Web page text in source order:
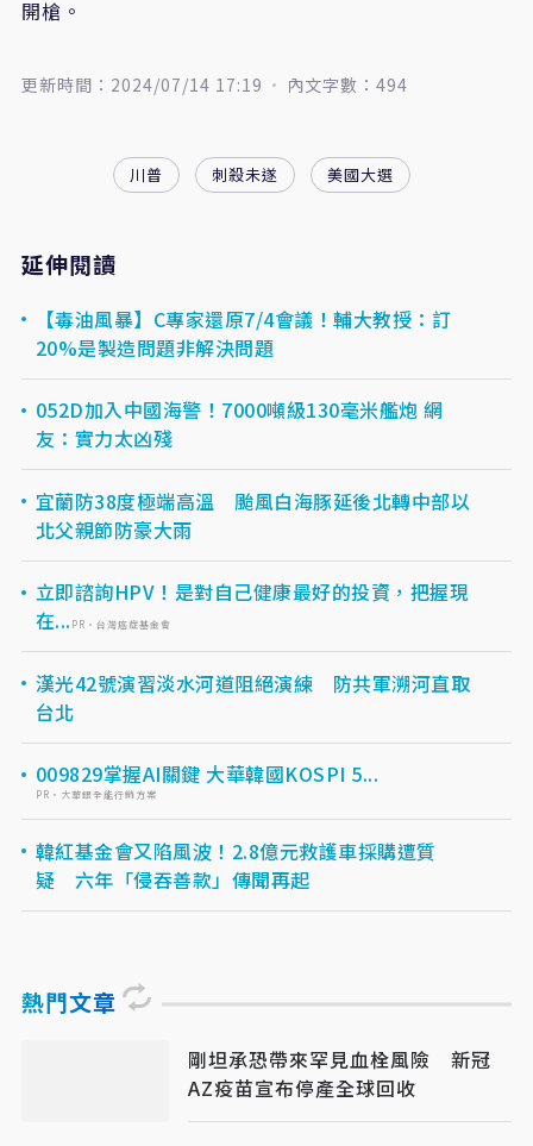
開槍。
更新時間：2024/07/14 17:19 內文字數：494
川普 刺殺未遂 美國大選
延伸閱讀
【毒油風暴】C專家還原7/4會議！輔大教授：訂
20%是製造問題非解決問題
052D加入中國海警！7000噸級130毫米艦炮 網
友：實力太凶殘
宜蘭防38度極端高溫 颱風白海豚延後北轉中部以
北父親節防豪大雨
立即諮詢HPV！是對自己健康最好的投資，把握現
在... PR・台灣癌症基金會
漢光42號演習淡水河道阻絕演練 防共軍溯河直取
台北
009829掌握AI關鍵 大華韓國KOSPI 5...
PR・大華銀全能行銷方案
韓紅基金會又陷風波！2.8億元救護車採購遭質
疑 六年「侵吞善款」傳聞再起
熱門文章
剛坦承恐帶來罕見血栓風險 新冠
AZ疫苗宣布停產全球回收